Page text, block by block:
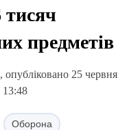
тисяч
предметів
, опубліковано 25 червня
13:48
Оборона